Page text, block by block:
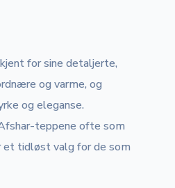
for sine detaljerte,
og varme, og
og eleganse.
teppene ofte som
et tidløst valg for de som